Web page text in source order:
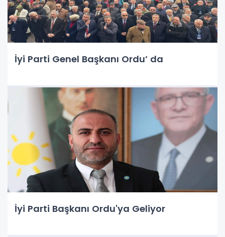
İyi Parti Genel Başkanı Ordu’ da
İyi Parti Başkanı Ordu'ya Geliyor